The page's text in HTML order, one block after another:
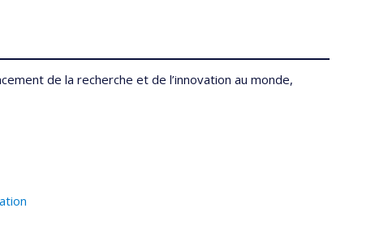
de la recherche et de l’innovation au monde,